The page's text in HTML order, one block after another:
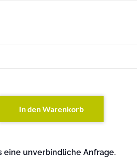
In den Warenkorb
eine unverbindliche Anfrage.